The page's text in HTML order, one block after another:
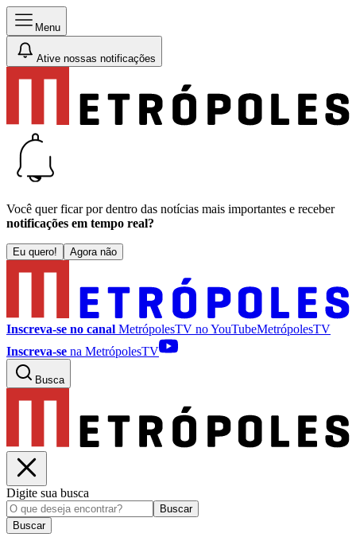
Menu
Ative nossas notificações
Você quer ficar por dentro das notícias mais importantes e receber
notificações em tempo real?
Eu quero! Agora não
Inscreva-se no canal MetrópolesTV noYouTubeMetrópolesTV
Inscreva-se na MetrópolesTV
Busca
Digite sua busca
Buscar
Buscar